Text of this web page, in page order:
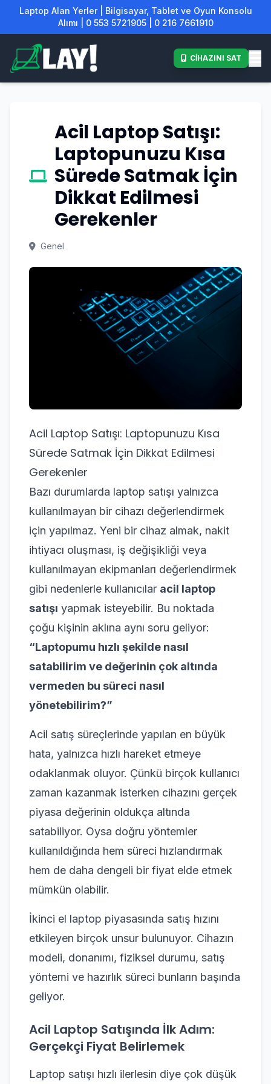
Laptop Alan Yerler | Bilgisayar, Tablet ve Oyun Konsolu
Alımı | 0 553 5721905 | 0 216 7661910
CİHAZINI SAT
Acil Laptop Satışı:
Laptopunuzu Kısa
Sürede Satmak İçin
Dikkat Edilmesi
Gerekenler
Genel
Acil Laptop Satışı: Laptopunuzu Kısa
Sürede Satmak İçin Dikkat Edilmesi
Gerekenler
Bazı durumlarda laptop satışı yalnızca
kullanılmayan bir cihazı değerlendirmek
için yapılmaz. Yeni bir cihaz almak, nakit
ihtiyacı oluşması, iş değişikliği veya
kullanılmayan ekipmanları değerlendirmek
gibi nedenlerle kullanıcılar acil laptop
satışı yapmak isteyebilir. Bu noktada
çoğu kişinin aklına aynı soru geliyor:
“Laptopumu hızlı şekilde nasıl
satabilirim ve değerinin çok altında
vermeden bu süreci nasıl
yönetebilirim?”
Acil satış süreçlerinde yapılan en büyük
hata, yalnızca hızlı hareket etmeye
odaklanmak oluyor. Çünkü birçok kullanıcı
zaman kazanmak isterken cihazını gerçek
piyasa değerinin oldukça altında
satabiliyor. Oysa doğru yöntemler
kullanıldığında hem süreci hızlandırmak
hem de daha dengeli bir fiyat elde etmek
mümkün olabilir.
İkinci el laptop piyasasında satış hızını
etkileyen birçok unsur bulunuyor. Cihazın
modeli, donanımı, fiziksel durumu, satış
yöntemi ve hazırlık süreci bunların başında
geliyor.
Acil Laptop Satışında İlk Adım:
Gerçekçi Fiyat Belirlemek
Laptop satışı hızlı ilerlesin diye çok düşük